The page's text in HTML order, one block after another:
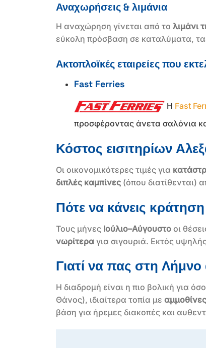
Αναχωρήσεις & λιμάνια
Η αναχώρηση γίνεται από το λιμάνι
εύκολη πρόσβαση σε καταλύματα,
Ακτοπλοϊκές εταιρείες που
Fast Ferries
Η Fast
προσφέροντας άνετα σαλόνια
Κόστος εισιτηρίων
Οι οικονομικότερες τιμές για
διπλές καμπίνες(όπου διατίθενται)
Πότε να κάνεις κράτηση
Τους μήνες Ιούλιο–Αύγουστοοι
νωρίτεραγια σιγουριά. Εκτός
Γιατί να πας στη
Η διαδρομή είναι η πιο βολική για
Θάνος), ιδιαίτερα τοπία με αμμοθίνες
βάση για ήρεμες διακοπές και